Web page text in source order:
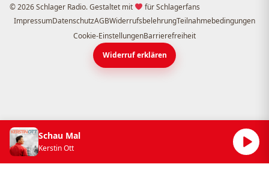
© 2026 Schlager Radio. Gestaltet mit
für Schlagerfans
ImpressumDatenschutzAGBWiderrufsbelehrungTeilnahmebedingungen
Cookie-EinstellungenBarrierefreiheit
Widerruf erklären
Schau Mal
Kerstin Ott